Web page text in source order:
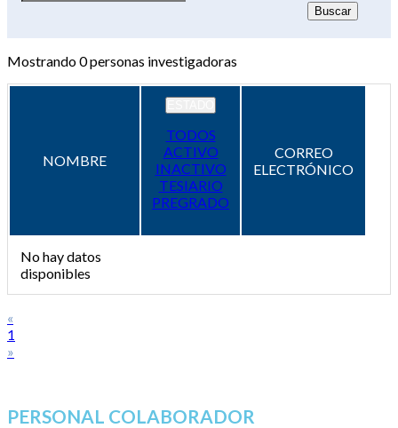
Mostrando0personas investigadoras
NOMBRE
TODOS
ACTIVO
INACTIVO
TESIARIO
PREGRADO
CORREO
ELECTRÓNICO
No hay datos
disponibles
«
1
»
PERSONAL COLABORADOR